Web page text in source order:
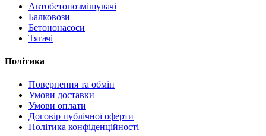
Автобетонозмішувачі
Балковози
Бетононасоси
Тягачі
Політика
Повернення та обмін
Умови доставки
Умови оплати
Договір публічної оферти
Політика конфіденційності